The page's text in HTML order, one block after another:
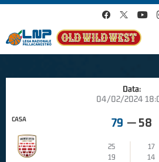
Data:
04/02/2024
CASA 79 — 58
25
17
19
14